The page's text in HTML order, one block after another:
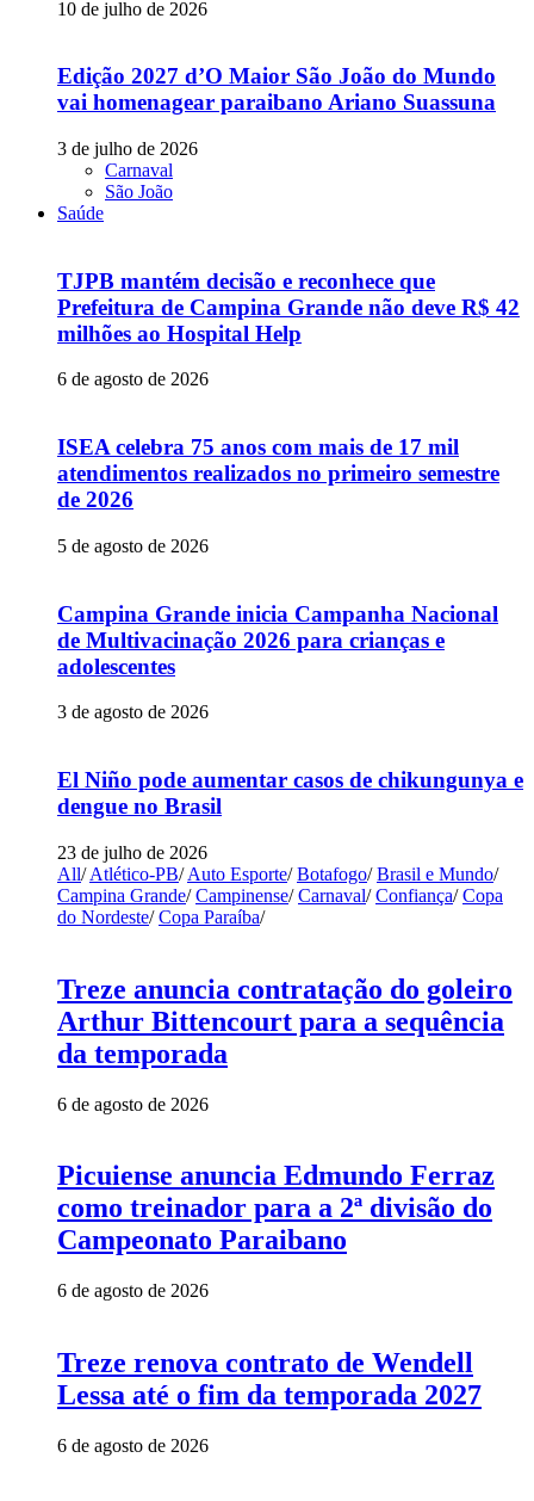
10 de julho de 2026
Edição 2027 d’O Maior São João do Mundo
vai homenagear paraibano Ariano Suassuna
3 de julho de 2026
Carnaval
São João
Saúde
TJPB mantém decisão e reconhece que
Prefeitura de Campina Grande não deve R$ 42
milhões ao Hospital Help
6 de agosto de 2026
ISEA celebra 75 anos com mais de 17 mil
atendimentos realizados no primeiro semestre
de 2026
5 de agosto de 2026
Campina Grande inicia Campanha Nacional
de Multivacinação 2026 para crianças e
adolescentes
3 de agosto de 2026
El Niño pode aumentar casos de chikungunya e
dengue no Brasil
23 de julho de 2026
All/ Atlético-PB/ Auto Esporte/ Botafogo/ Brasil e Mundo/
Campina Grande/ Campinense/ Carnaval/ Confiança/ Copa
do Nordeste/ Copa Paraíba/
Treze anuncia contratação do goleiro
Arthur Bittencourt para a sequência
da temporada
6 de agosto de 2026
Picuiense anuncia Edmundo Ferraz
como treinador para a 2ª divisão do
Campeonato Paraibano
6 de agosto de 2026
Treze renova contrato de Wendell
Lessa até o fim da temporada 2027
6 de agosto de 2026